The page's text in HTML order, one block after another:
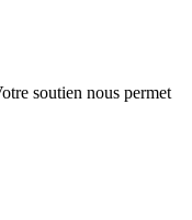
soutien nous permet